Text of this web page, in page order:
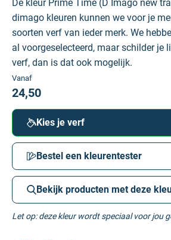
De kleur Prime Time (D Imago new
dimago kleuren kunnen we voor je
soorten verf van ieder merk. We
al voorgeselecteerd, maar schilder je
verf, dan is dat ook mogelijk.
Vanaf
24,50
Kies je verf
Bestel een kleurentester
Bekijk producten met deze
Let op: deze kleur wordt speciaal voor jou